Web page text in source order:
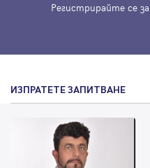
Регистрирайте се
ИЗПРАТЕТЕ ЗАПИТВАНЕ